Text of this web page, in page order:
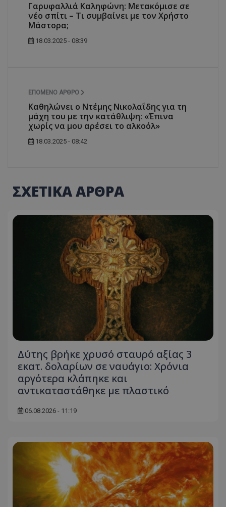
Γαρυφαλλιά Καληφώνη: Μετακόμισε σε
νέο σπίτι – Τι συμβαίνει με τον Χρήστο
Μάστορα;
18.03.2025 - 08:39
ΕΠΌΜΕΝΟ ΆΡΘΡΟ
Καθηλώνει ο Ντέμης Νικολαΐδης για τη
μάχη του με την κατάθλιψη: «Έπινα
χωρίς να μου αρέσει το αλκοόλ»
18.03.2025 - 08:42
ΣΧΕΤΙΚΑ ΑΡΘΡΑ
Δύτης βρήκε χρυσό σταυρό αξίας 3
εκατ. δολαρίων σε ναυάγιο: Χρόνια
αργότερα κλάπηκε και
αντικαταστάθηκε με πλαστικό
06.08.2026 - 11:19